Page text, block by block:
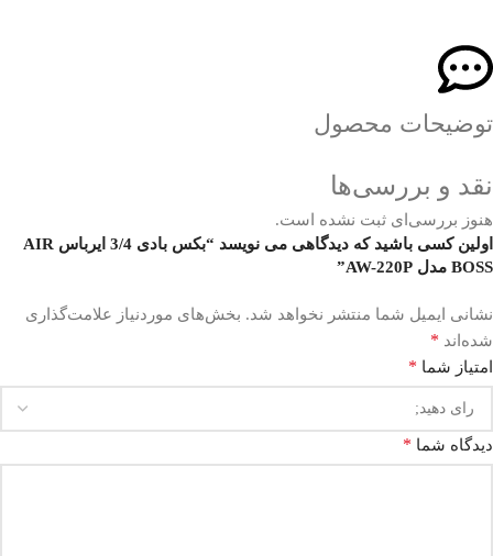
توضیحات محصول
نقد و بررسی‌ها
هنوز بررسی‌ای ثبت نشده است.
اولین کسی باشید که دیدگاهی می نویسد “بکس بادی 3/4 ایرباس AIR
BOSS مدل AW-220P”
نشانی ایمیل شما منتشر نخواهد شد. بخش‌های موردنیاز علامت‌گذاری
شده‌اند *
امتیاز شما *
دیدگاه شما *